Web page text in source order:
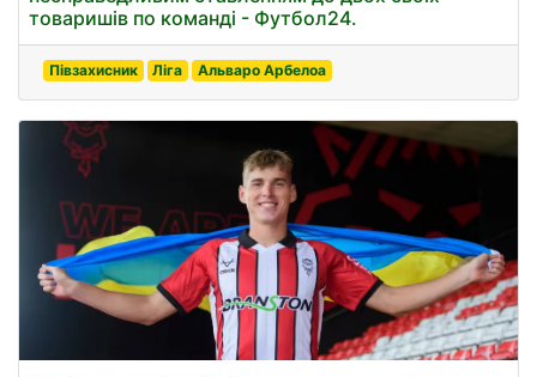
товаришів по команді - Футбол24.
Півзахисник Ліга Альваро Арбелоа